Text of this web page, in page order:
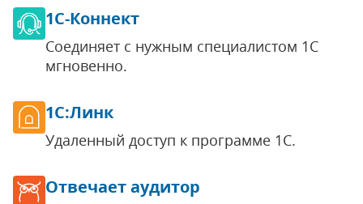
1С-Коннект
Соединяет с нужным специалистом 1С
мгновенно.
1С:Линк
Удаленный доступ к программе 1С.
Отвечает аудитор